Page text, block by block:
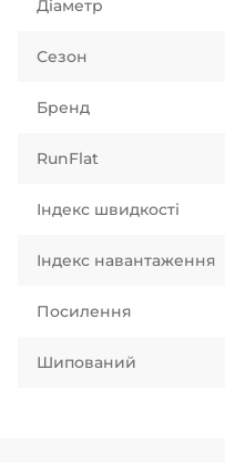
Діаметр
Сезон
Бренд
RunFlat
Індекс швидкості
Індекс навантаження
Посилення
Шипований